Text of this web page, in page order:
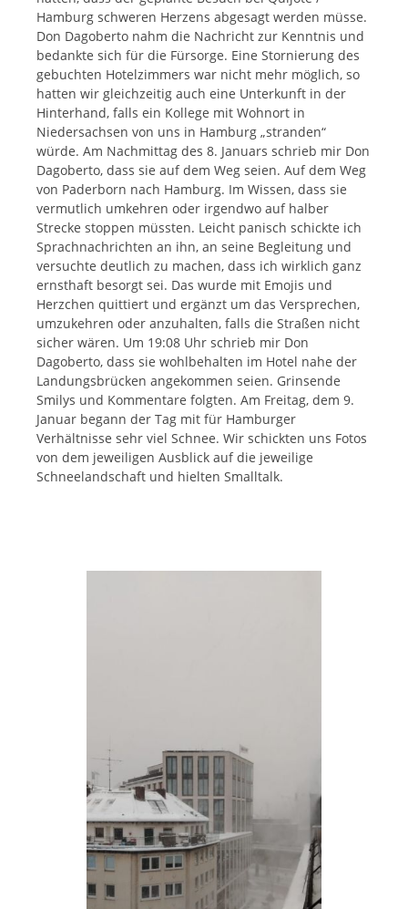
Hamburg schweren Herzens abgesagt werden müsse.
Don Dagoberto nahm die Nachricht zur Kenntnis und
bedankte sich für die Fürsorge. Eine Stornierung des
gebuchten Hotelzimmers war nicht mehr möglich, so
hatten wir gleichzeitig auch eine Unterkunft in der
Hinterhand, falls ein Kollege mit Wohnort in
Niedersachsen von uns in Hamburg „stranden“
würde. Am Nachmittag des 8. Januars schrieb mir Don
Dagoberto, dass sie auf dem Weg seien. Auf dem Weg
von Paderborn nach Hamburg. Im Wissen, dass sie
vermutlich umkehren oder irgendwo auf halber
Strecke stoppen müssten. Leicht panisch schickte ich
Sprachnachrichten an ihn, an seine Begleitung und
versuchte deutlich zu machen, dass ich wirklich ganz
ernsthaft besorgt sei. Das wurde mit Emojis und
Herzchen quittiert und ergänzt um das Versprechen,
umzukehren oder anzuhalten, falls die Straßen nicht
sicher wären. Um 19:08 Uhr schrieb mir Don
Dagoberto, dass sie wohlbehalten im Hotel nahe der
Landungsbrücken angekommen seien. Grinsende
Smilys und Kommentare folgten. Am Freitag, dem 9.
Januar begann der Tag mit für Hamburger
Verhältnisse sehr viel Schnee. Wir schickten uns Fotos
von dem jeweiligen Ausblick auf die jeweilige
Schneelandschaft und hielten Smalltalk.